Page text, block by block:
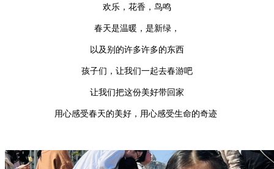
欢乐，花香，鸟鸣
春天是温暖，是新绿，
以及别的许多许多的东西
孩子们，让我们一起去春游吧
让我们把这份美好带回家
用心感受春天的美好，用心感受生命的奇迹